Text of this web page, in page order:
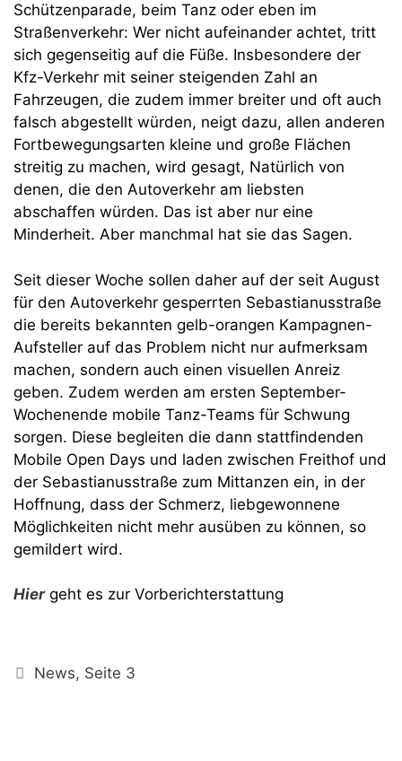
Schützenparade, beim Tanz oder eben im
Straßenverkehr: Wer nicht aufeinander achtet, tritt
sich gegenseitig auf die Füße. Insbesondere der
Kfz-Verkehr mit seiner steigenden Zahl an
Fahrzeugen, die zudem immer breiter und oft auch
falsch abgestellt würden, neigt dazu, allen anderen
Fortbewegungsarten kleine und große Flächen
streitig zu machen, wird gesagt, Natürlich von
denen, die den Autoverkehr am liebsten
abschaffen würden. Das ist aber nur eine
Minderheit. Aber manchmal hat sie das Sagen.
Seit dieser Woche sollen daher auf der seit August
für den Autoverkehr gesperrten Sebastianusstraße
die bereits bekannten gelb-orangen Kampagnen-
Aufsteller auf das Problem nicht nur aufmerksam
machen, sondern auch einen visuellen Anreiz
geben. Zudem werden am ersten September-
Wochenende mobile Tanz-Teams für Schwung
sorgen. Diese begleiten die dann stattfindenden
Mobile Open Days und laden zwischen Freithof und
der Sebastianusstraße zum Mittanzen ein, in der
Hoffnung, dass der Schmerz, liebgewonnene
Möglichkeiten nicht mehr ausüben zu können, so
gemildert wird.
Hiergeht es zur Vorberichterstattung
Kategorien
News, Seite 3